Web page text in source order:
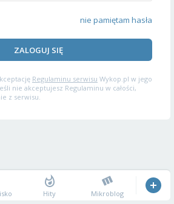
nie pamiętam hasła
ZALOGUJ SIĘ
Regulaminu serwisu Wykop.pl w jego
nie akceptujesz Regulaminu w całości,
z serwisu.
Hity Mikroblog